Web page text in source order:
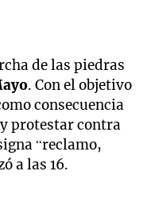
de las piedras
. Con el objetivo
consecuencia
y protestar contra
“reclamo,
a las 16.